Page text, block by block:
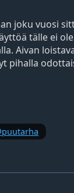
joku vuosi
tälle ei
Aivan
pihalla
puutarha